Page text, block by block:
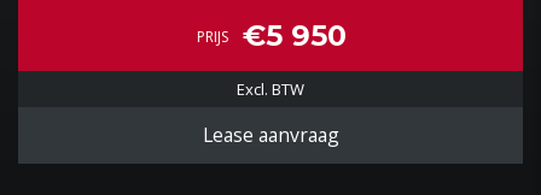
PRIJS €5 950
Excl. BTW
Lease aanvraag